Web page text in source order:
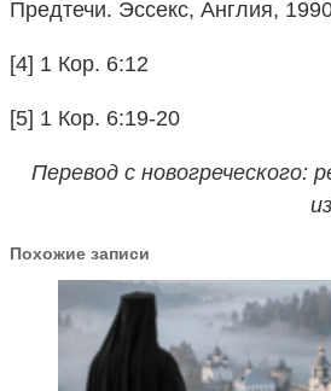
Предтечи. Эссекс, Англия,
[4] 1 Кор. 6:12
[5] 1 Кор. 6:19-20
Перевод с новогреческого:
Похожие записи